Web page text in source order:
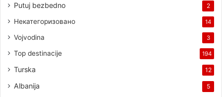
Putuj bezbedno 2
Некатегоризовано 14
Vojvodina 3
Top destinacije 194
Turska 12
Albanija 5